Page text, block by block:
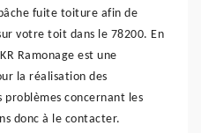
fuite toiture afin de
votre toit dans le 78200. En
Ramonage est une
la réalisation des
concernant les
donc à le contacter.